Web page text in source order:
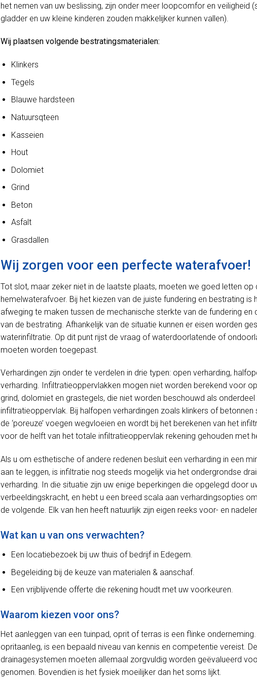
het nemen van uw beslissing, zijn onder meer loopcomfor en veiligheid
gladder en uw kleine kinderen zouden makkelijker kunnen vallen).
Wij plaatsen volgende bestratingsmaterialen:
Klinkers
Tegels
Blauwe hardsteen
Natuursqteen
Kasseien
Hout
Dolomiet
Grind
Beton
Asfalt
Grasdallen
Wij zorgen voor een perfecte waterafvoer!
Tot slot, maar zeker niet in de laatste plaats, moeten we goed letten op
hemelwaterafvoer. Bij het kiezen van de juiste fundering en bestrating is
afweging te maken tussen de mechanische sterkte van de fundering en
van de bestrating. Afhankelijk van de situatie kunnen er eisen worden
waterinfiltratie. Op dit punt rijst de vraag of waterdoorlatende of
moeten worden toegepast.
Verhardingen zijn onder te verdelen in drie typen: open verharding,
verharding. Infiltratieoppervlakken mogen niet worden berekend voor
grind, dolomiet en grastegels, die niet worden beschouwd als
infiltratieoppervlak. Bij halfopen verhardingen zoals klinkers of
de ‘poreuze’ voegen wegvloeien en wordt bij het berekenen van het
voor de helft van het totale infiltratieoppervlak rekening gehouden met
Als u om esthetische of andere redenen besluit een verharding in een
aan te leggen, is infiltratie nog steeds mogelijk via het ondergrondse
verharding. In die situatie zijn uw enige beperkingen die opgelegd door
verbeeldingskracht, en hebt u een breed scala aan verhardingsopties
de volgende. Elk van hen heeft natuurlijk zijn eigen reeks voor- en
Wat kan u van ons verwachten?
Een locatiebezoek bij uw thuis of bedrijf in Edegem.
Begeleiding bij de keuze van materialen & aanschaf.
Een vrijblijvende offerte die rekening houdt met uw voorkeuren.
Waarom kiezen voor ons?
Het aanleggen van een tuinpad, oprit of terras is een flinke
opritaanleg, is een bepaald niveau van kennis en competentie vereist.
drainagesystemen moeten allemaal zorgvuldig worden geëvalueerd
genomen. Bovendien is het fysiek moeilijker dan het soms lijkt.